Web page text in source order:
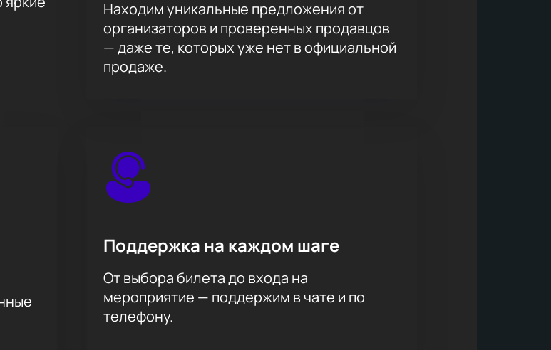
Находим уникальные предложения от
организаторов и проверенных продавцов
— даже те, которых уже нет в официальной
продаже.
Поддержка на каждом шаге
От выбора билета до входа на
мероприятие — поддержим в чате и по
телефону.